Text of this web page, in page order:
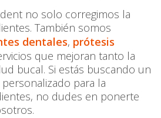
no solo corregimos la
También somos
dentales, prótesis
que mejoran tanto la
bucal. Si estás buscando un
para la
no dudes en ponerte